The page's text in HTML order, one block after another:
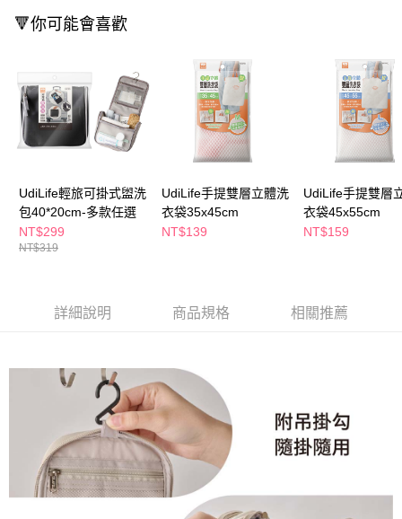
※ 交易是否成功請以「AFTEE先享後付 」之結帳頁面顯示為準，若有關於
是否繳費成功／繳費後需取消欲退款等相關疑問，請聯繫「AFTEE先享後付
【注意事項】
１．透過由恩沛科技股份有限公司提供之「AFTEE先享後付」服務完成之交
易，需依本服務之必要範圍內提供個人資料，並將交易相關給付款項請求債
權轉讓予恩沛科技股份有限公司。
２．關於個人資料處理事宜，請瀏覽以下網址：
「AFTEE先享後付」，若未經同意申辦者引起之損失，本公司不負相關責
任。
４．使用「AFTEE先享後付」時，將依據個別帳號之用戶狀況，依本公司即
時審查核予不同之上限額度；若仍有額度不足之情形，本公司將視審查結果
付款後萊爾富取貨
每筆NT$65，滿NT$490(含以上)免運費
付款後7-11取貨
每筆NT$65，滿NT$490(含以上)免運費
宅配(本島)
每筆NT$100，滿NT$790(含以上)免運費
付款後寶雅門市自取(由倉庫統一出貨)
🔻你可能會喜歡
UdiLife輕旅可掛式盥洗
包40*20cm-多款任選
NT$299
NT$319
UdiLife手提雙層立體洗
衣袋35x45cm
NT$139
UdiLife手提雙層
衣袋45x55cm
NT$159
詳細說明 商品規格 相關推薦